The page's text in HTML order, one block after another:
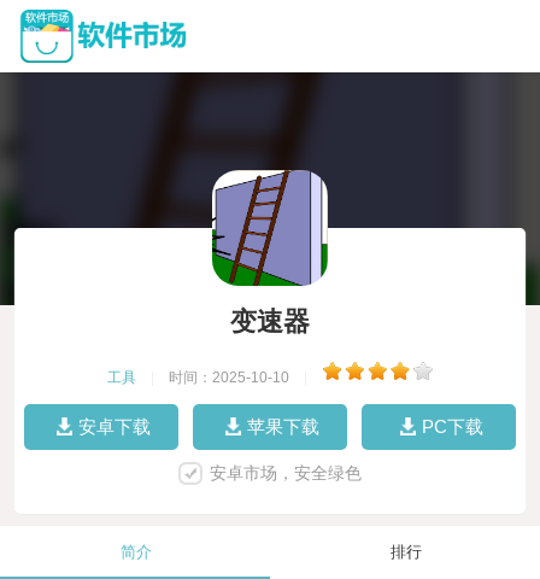
变速器
工具 时间：2025-10-10
安卓下载 苹果下载 PC下载
安卓市场，安全绿色
简介 排行